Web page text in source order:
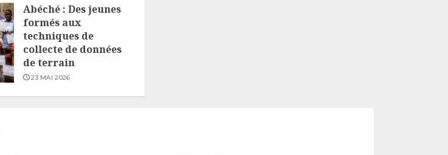
Abéché : Des jeunes
formés aux
techniques de
collecte de données
de terrain
23 MAI 2026